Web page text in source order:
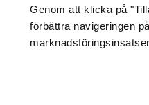
Genom att klicka på
förbättra navigeringen